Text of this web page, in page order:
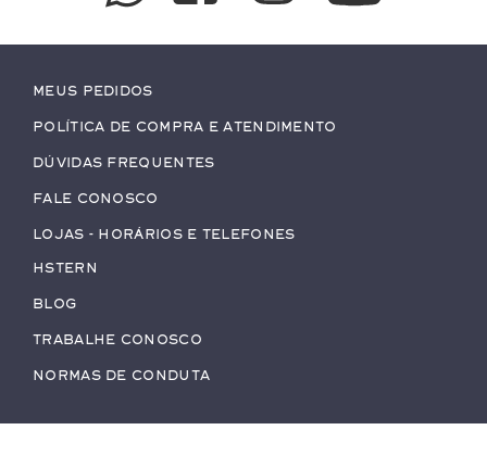
Meus pedidos
Política de Compra e Atendimento
Dúvidas Frequentes
Fale conosco
Lojas - Horários e Telefones
HStern
Blog
Trabalhe conosco
Normas de Conduta